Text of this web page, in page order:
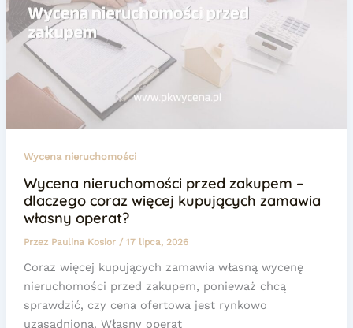
Wycena nieruchomości
Wycena nieruchomości przed zakupem –
dlaczego coraz więcej kupujących zamawia
własny operat?
Przez Paulina Kosior / 17 lipca, 2026
Coraz więcej kupujących zamawia własną wycenę
nieruchomości przed zakupem, ponieważ chcą
sprawdzić, czy cena ofertowa jest rynkowo
uzasadniona. Własny operat